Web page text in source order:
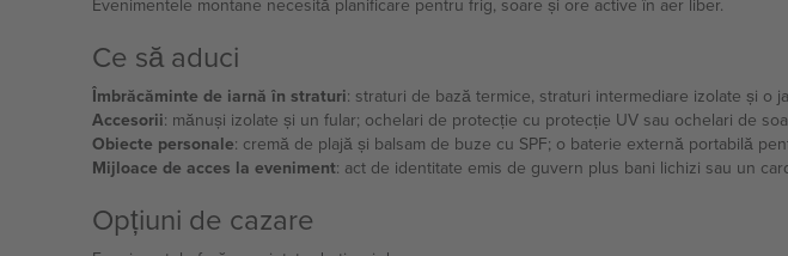
Evenimentele montane necesită planificare pentru frig, soare și ore active în aer liber.
Ce să aduci
Îmbrăcăminte de iarnă în straturi: straturi de bază termice, straturi intermediare izolate și o
Accesorii: mănuși izolate și un fular; ochelari de protecție cu protecție UV sau ochelari de
Obiecte personale: cremă de plajă și balsam de buze cu SPF; o baterie externă portabilă
Mijloace de acces la eveniment: act de identitate emis de guvern plus bani lichizi sau un
Opțiuni de cazare